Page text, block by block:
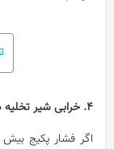
4. خرابی شیر تخلیه دلیل بالا رفتن فشار پکیج
اگر فشار پکیج بیش